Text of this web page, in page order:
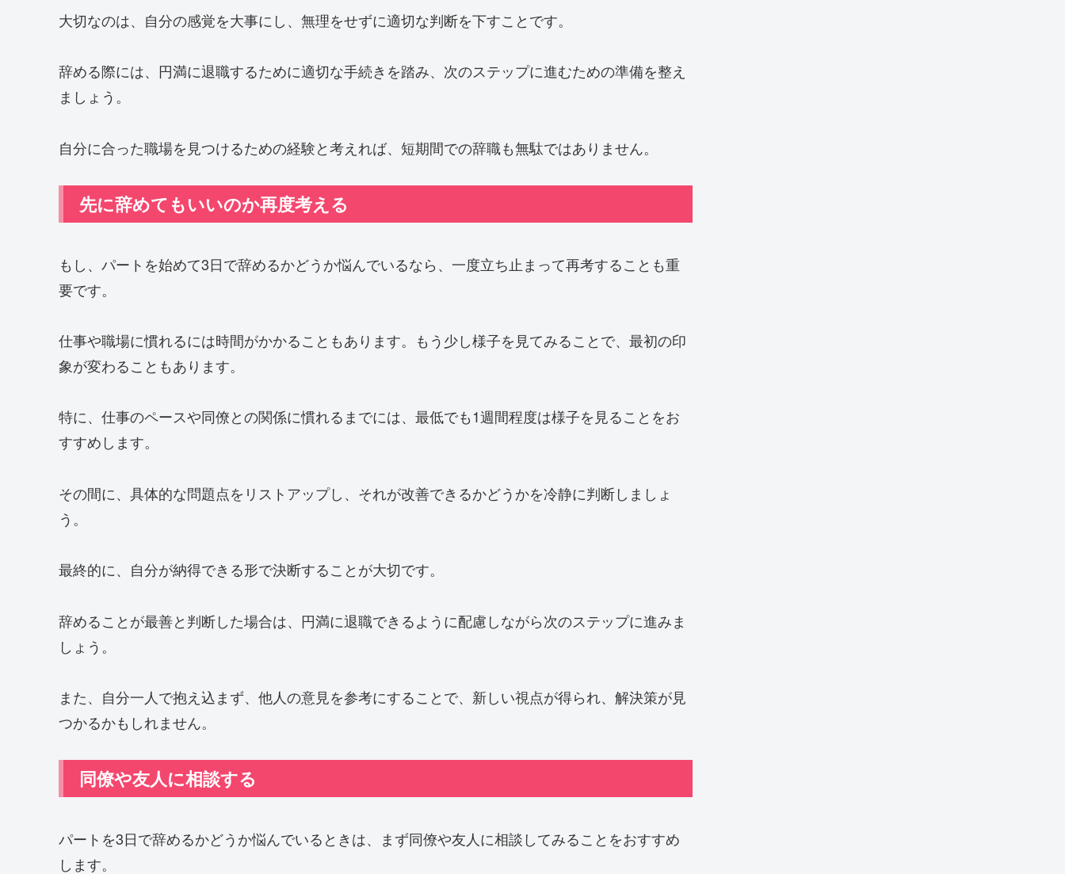
大切なのは、自分の感覚を大事にし、無理をせずに適切な判断を下すことです。
辞める際には、円満に退職するために適切な手続きを踏み、次のステップに進むための準備を整え
ましょう。
自分に合った職場を見つけるための経験と考えれば、短期間での辞職も無駄ではありません。
先に辞めてもいいのか再度考える
もし、パートを始めて3日で辞めるかどうか悩んでいるなら、一度立ち止まって再考することも重
要です。
仕事や職場に慣れるには時間がかかることもあります。もう少し様子を見てみることで、最初の印
象が変わることもあります。
特に、仕事のペースや同僚との関係に慣れるまでには、最低でも1週間程度は様子を見ることをお
すすめします。
その間に、具体的な問題点をリストアップし、それが改善できるかどうかを冷静に判断しましょ
う。
最終的に、自分が納得できる形で決断することが大切です。
辞めることが最善と判断した場合は、円満に退職できるように配慮しながら次のステップに進みま
しょう。
また、自分一人で抱え込まず、他人の意見を参考にすることで、新しい視点が得られ、解決策が見
つかるかもしれません。
同僚や友人に相談する
パートを3日で辞めるかどうか悩んでいるときは、まず同僚や友人に相談してみることをおすすめ
します。